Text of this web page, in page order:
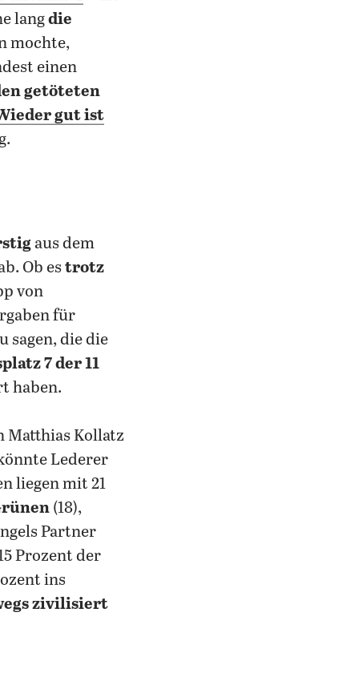
langdie
mochte,
einen
getöteten
gut ist
aus dem
Ob estrotz
von
für
sagen, die die
7 der 11
haben.
Matthias Kollatz
Lederer
liegen mit 21
(18),
Partner
Prozent der
ins
zivilisiert